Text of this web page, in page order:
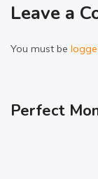
Leave a
You must be
Perfect